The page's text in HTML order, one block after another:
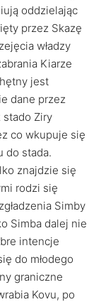
oddzielając
przez Skazę
władzy
Kiarze
jest
dane przez
stado Ziry
co wkupuje się
do stada.
znajdzie się
rodzi się
Simby
Simba dalej nie
intencje
do młodego
graniczne
Kovu, po